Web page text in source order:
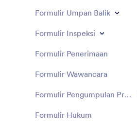
Formulir Umpan Balik
Formulir Inspeksi
Formulir Penerimaan
Formulir Wawancara
Formulir Pengumpulan Prospek
Formulir Hukum